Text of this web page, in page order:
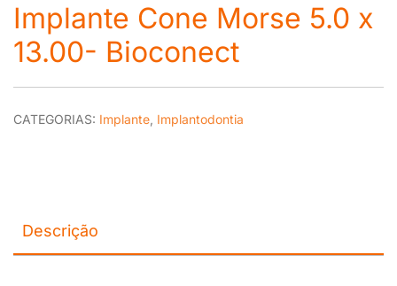
Implante Cone Morse 5.0 x
13.00- Bioconect
CATEGORIAS: Implante Implantodontia
Descrição